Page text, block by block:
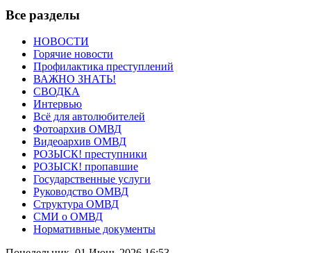
Все разделы
НОВОСТИ
Горячие новости
Профилактика преступлений
ВАЖНО ЗНАТЬ!
СВОДКА
Интервью
Всё для автолюбителей
Фотоархив ОМВД
Видеоархив ОМВД
РОЗЫСК! преступники
РОЗЫСК! пропавшие
Государственные услуги
Руководство ОМВД
Структура ОМВД
СМИ о ОМВД
Нормативные документы